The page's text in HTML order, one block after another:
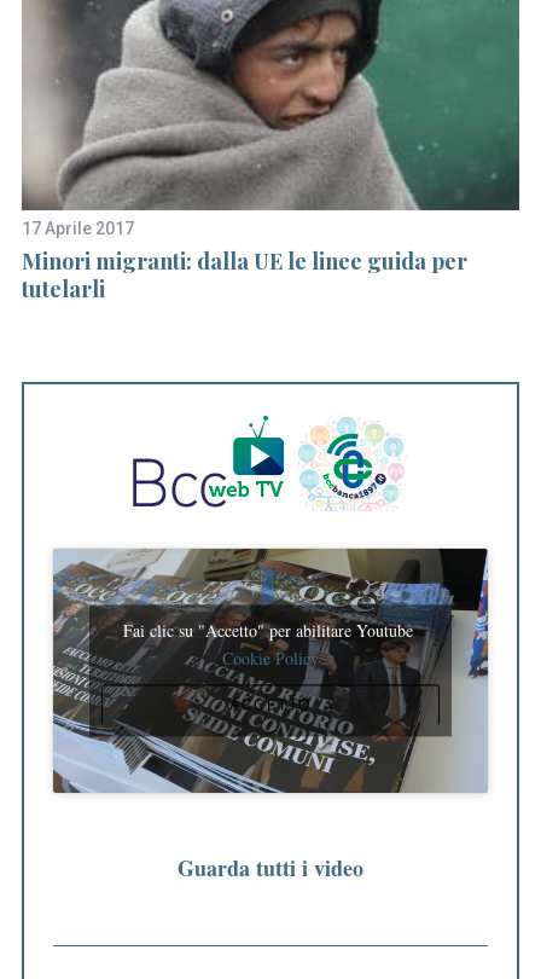
17 Aprile 2017
Minori migranti: dalla UE le linee guida per
tutelarli
Fai clic su "Accetto" per abilitare Youtube
Cookie Policy
ACCETTO
Guarda tutti i video